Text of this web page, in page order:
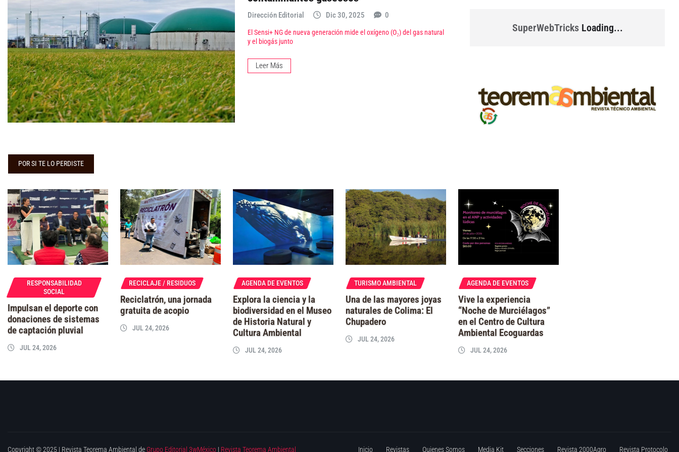
Dirección Editorial Dic 30, 2025 0
El Sensi+ NG de nueva generación mide el oxígeno (O₂) del gas natural
y el biogás junto
Leer Más
SuperWebTricksLoading...
POR SI TE LO PERDISTE
RESPONSABILIDAD
SOCIAL
Impulsan el deporte con
donaciones de sistemas
de captación pluvial
JUL 24, 2026
RECICLAJE / RESIDUOS
Reciclatrón, una jornada
gratuita de acopio
JUL 24, 2026
AGENDA DE EVENTOS
Explora la ciencia y la
biodiversidad en el Museo
de Historia Natural y
Cultura Ambiental
JUL 24, 2026
TURISMO AMBIENTAL
Una de las mayores joyas
naturales de Colima: El
Chupadero
JUL 24, 2026
AGENDA DE EVENTOS
Vive la experiencia
“Noche de Murciélagos”
en el Centro de Cultura
Ambiental Ecoguardas
JUL 24, 2026
Copyright © 2025 | Revista Teorema Ambiental de Grupo Editorial 3wMéxico | Revista Teorema Ambiental Inicio Revistas Quienes Somos Media Kit Secciones Revista 2000Agro Revista Protocolo